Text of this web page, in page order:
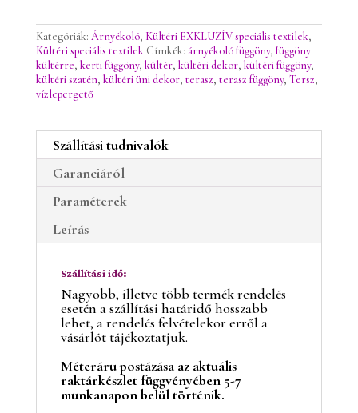
Kategóriák: Árnyékoló, Kültéri EXKLUZÍV speciális textilek,
Kültéri speciális textilek Címkék: árnyékoló függöny, függöny
kültérre, kerti függöny, kültér, kültéri dekor, kültéri függöny,
kültéri szatén, kültéri üni dekor, terasz, terasz függöny, Tersz,
vízlepergető
Szállítási tudnivalók
Garanciáról
Paraméterek
Leírás
Szállítási idő:
Nagyobb, illetve több termék rendelés
esetén a szállítási határidő hosszabb
lehet, a rendelés felvételekor erről a
vásárlót tájékoztatjuk.
Méteráru postázása az aktuális
raktárkészlet függvényében 5-7
munkanapon belül történik.